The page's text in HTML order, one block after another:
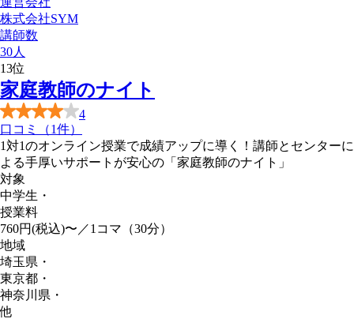
株式会社SYM
講師数
30人
13位
家庭教師のナイト
4
口コミ（1件）
1対1のオンライン授業で成績アップに導く！講師とセンターに
よる手厚いサポートが安心の「家庭教師のナイト」
対象
中学生 ・
授業料
760円(税込)〜／1コマ（30分）
地域
埼玉県 ・
東京都 ・
神奈川県 ・
他